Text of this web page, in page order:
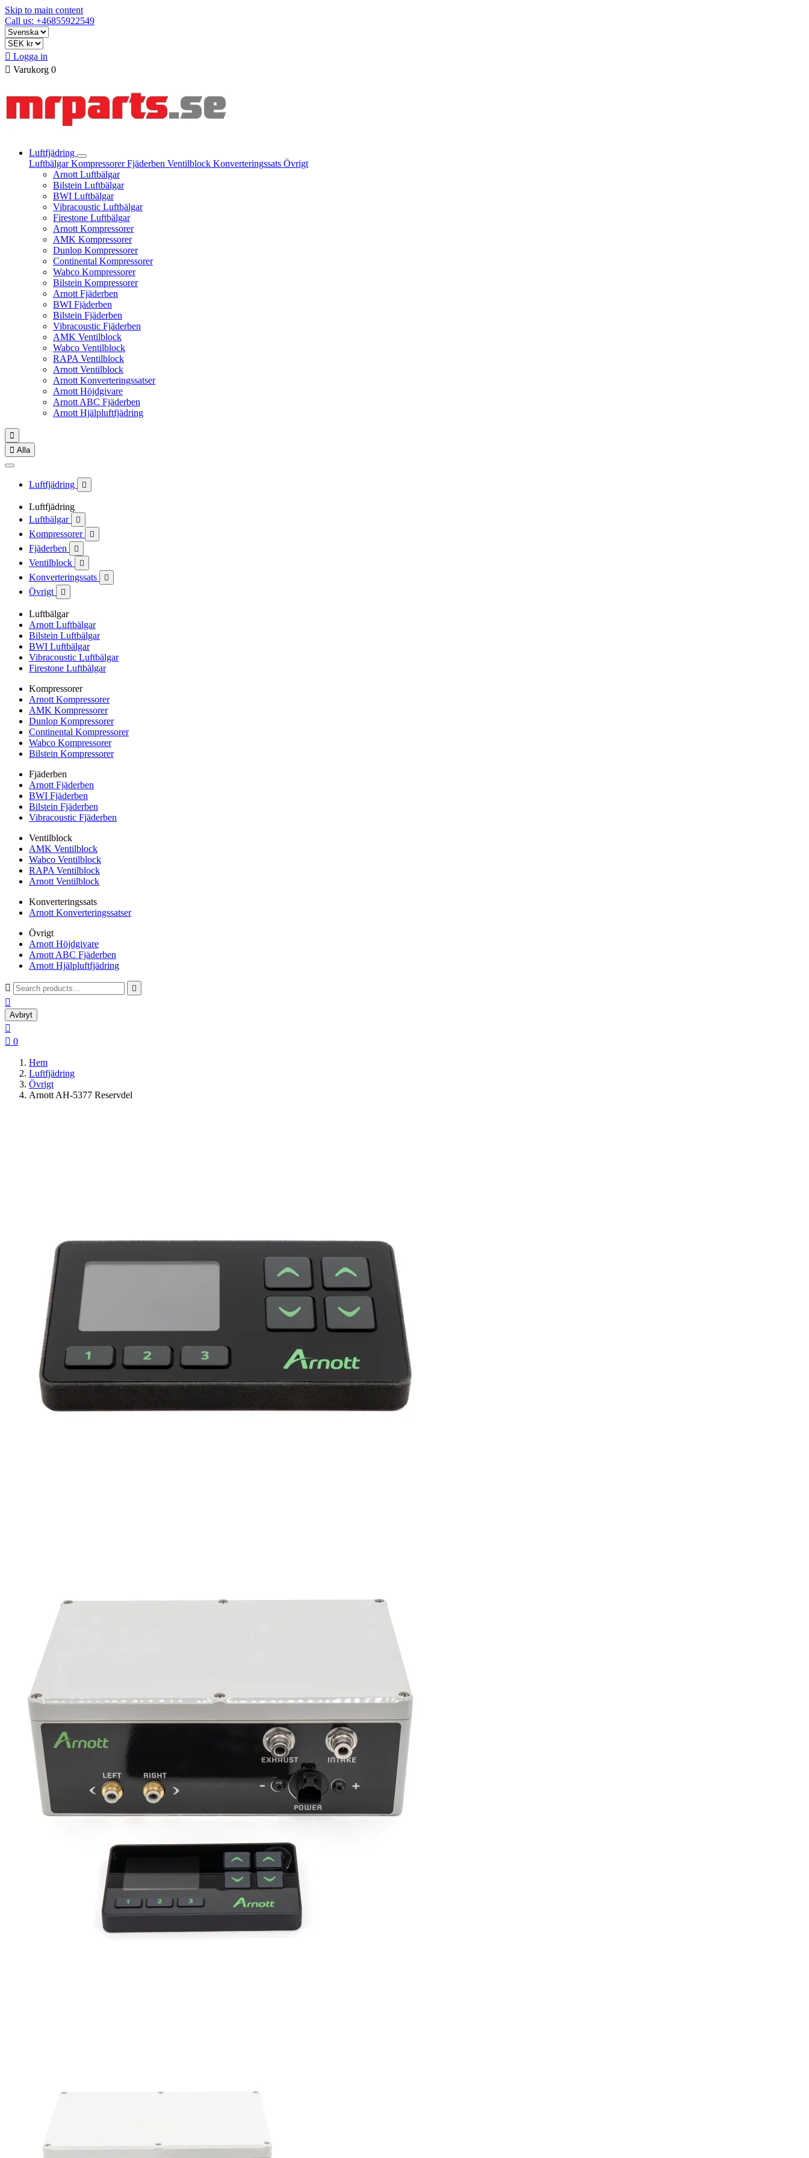
Skip to main content
Call us: +46855922549
 Logga in
 Varukorg 0
Luftfjädring
LuftbälgarKompressorerFjäderben Ventilblock Konverteringssats Övrigt
Arnott Luftbälgar
Bilstein Luftbälgar
BWI Luftbälgar
Vibracoustic Luftbälgar
Firestone Luftbälgar
Arnott Kompressorer
AMK Kompressorer
Dunlop Kompressorer
Continental Kompressorer
Wabco Kompressorer
Bilstein Kompressorer
Arnott Fjäderben
BWI Fjäderben
Bilstein Fjäderben
Vibracoustic Fjäderben
AMK Ventilblock
Wabco Ventilblock
RAPA Ventilblock
Arnott Ventilblock
Arnott Konverteringssatser
Arnott Höjdgivare
Arnott ABC Fjäderben
Arnott Hjälpluftfjädring

 Alla
Luftfjädring 
Luftfjädring
Luftbälgar

Kompressorer 
Fjäderben 
Ventilblock 
Konverteringssats 
Övrigt 
Luftbälgar
Arnott Luftbälgar
Bilstein Luftbälgar
BWI Luftbälgar
Vibracoustic Luftbälgar
Firestone Luftbälgar
Kompressorer
Arnott Kompressorer
AMK Kompressorer
Dunlop Kompressorer
Continental Kompressorer
Wabco Kompressorer
Bilstein Kompressorer
Fjäderben
Arnott Fjäderben
BWI Fjäderben
Bilstein Fjäderben
Vibracoustic Fjäderben
Ventilblock
AMK Ventilblock
Wabco Ventilblock
RAPA Ventilblock
Arnott Ventilblock
Konverteringssats
Arnott Konverteringssatser
Övrigt
Arnott Höjdgivare
Arnott ABC Fjäderben
Arnott Hjälpluftfjädring
 

Avbryt

 0
Hem
Luftfjädring
Övrigt
Arnott AH-5377 Reservdel